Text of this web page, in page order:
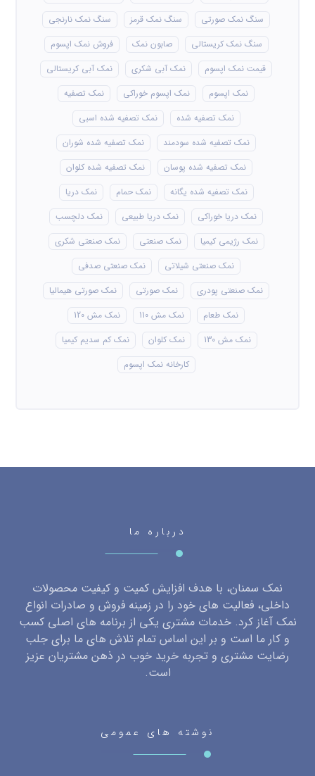
سنگ نمک صورتی
سنگ نمک قرمز
سنگ نمک نارنجی
سنگ نمک کریستالی
صابون نمک
فروش نمک اپسوم
قیمت نمک اپسوم
نمک آبی شکری
نمک آبی کریستالی
نمک اپسوم
نمک اپسوم خوراکی
نمک تصفیه
نمک تصفیه شده
نمک تصفیه شده اسبی
نمک تصفیه شده سودمند
نمک تصفیه شده شوران
نمک تصفیه شده پوسان
نمک تصفیه شده کلوان
نمک تصفیه شده یگانه
نمک حمام
نمک دریا
نمک دریا خوراکی
نمک دریا طبیعی
نمک دلچسب
نمک رژیمی کیمیا
نمک صنعتی
نمک صنعتی شکری
نمک صنعتی شیلاتی
نمک صنعتی صدفی
نمک صنعتی پودری
نمک صورتی
نمک صورتی هیمالیا
نمک طعام
نمک مش 110
نمک مش 120
نمک مش 130
نمک کلوان
نمک کم سدیم کیمیا
کارخانه نمک اپسوم
درباره ما
نمک سمنان، با هدف افزایش کمیت و کیفیت محصولات
داخلی، فعالیت های خود را در زمینه فروش و صادرات انواع
نمک آغاز کرد. خدمات مشتری یکی از برنامه های اصلی کسب
و کار ما است و بر این اساس تمام تلاش های ما برای جلب
رضایت مشتری و تجربه خرید خوب در ذهن مشتریان عزیز
است.
نوشته های عمومی